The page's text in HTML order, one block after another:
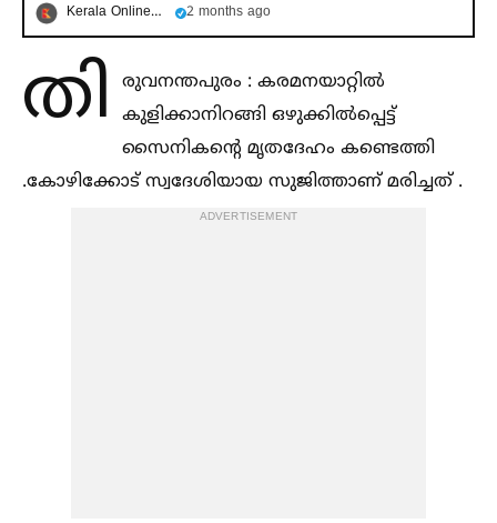
Kerala OnlineNews 2 months ago
തി
രുവനന്തപുരം : കരമനയാറ്റില്‍
കുളിക്കാനിറങ്ങി ഒഴുക്കില്‍പ്പെട്ട്
സൈനികന്റെ മൃതദേഹം കണ്ടെത്തി
.കോഴിക്കോട് സ്വദേശിയായ സുജിത്താണ് മരിച്ചത് .
ADVERTISEMENT